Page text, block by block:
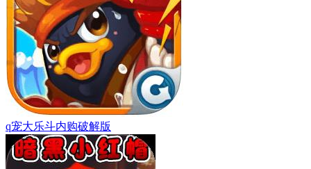
q宠大乐斗内购破解版